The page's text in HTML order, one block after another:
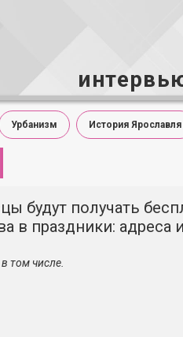
Урбанизм История Ярославля
будут получать
в праздники: адреса
том числе.